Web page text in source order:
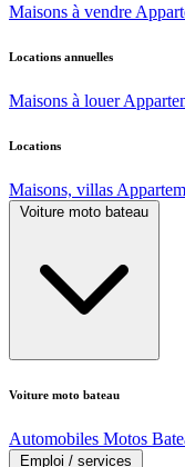
Maisons à vendre
Locations annuelles
Maisons à louer
Locations
Maisons, villas
Voiture moto bateau
Voiture moto bateau
Automobiles Motos
Emploi / services